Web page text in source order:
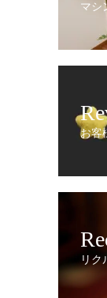
マシ
お客
リク